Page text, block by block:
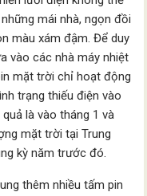
mái nhà, ngọn đồi
màu xám đậm. Để duy
vào các nhà máy nhiệt
mặt trời chỉ hoạt động
trạng thiếu điện vào
là vào tháng 1 và
mặt trời tại Trung
kỳ năm trước đó.
thêm nhiều tấm pin